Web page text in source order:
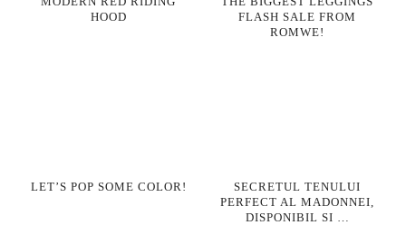
HOOD
FLASH SALE FROM
ROMWE!
LET’S POP SOME COLOR!
SECRETUL TENULUI
PERFECT AL MADONNEI,
DISPONIBIL SI …